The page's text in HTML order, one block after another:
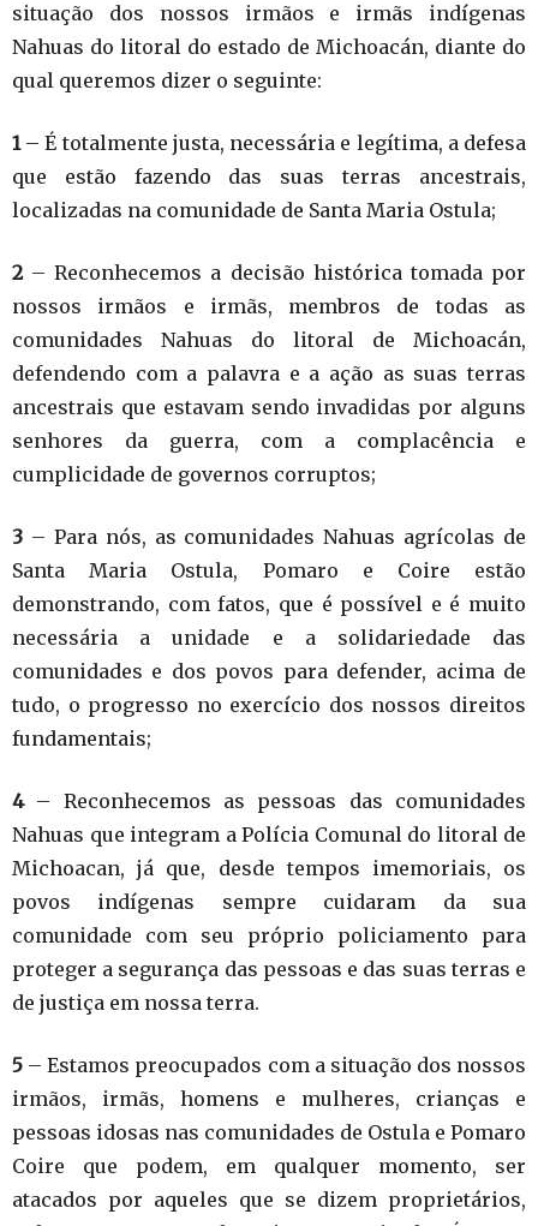
situação dos nossos irmãos e irmãs indígenas
Nahuas do litoral do estado de Michoacán, diante do
qual queremos dizer o seguinte:
1– É totalmente justa, necessária e legítima, a defesa
que estão fazendo das suas terras ancestrais,
localizadas na comunidade de Santa Maria Ostula;
2– Reconhecemos a decisão histórica tomada por
nossos irmãos e irmãs, membros de todas as
comunidades Nahuas do litoral de Michoacán,
defendendo com a palavra e a ação as suas terras
ancestrais que estavam sendo invadidas por alguns
senhores da guerra, com a complacência e
cumplicidade de governos corruptos;
3 – Para nós, as comunidades Nahuas agrícolas de
Santa Maria Ostula, Pomaro e Coire estão
demonstrando, com fatos, que é possível e é muito
necessária a unidade e a solidariedade das
comunidades e dos povos para defender, acima de
tudo, o progresso no exercício dos nossos direitos
fundamentais;
4– Reconhecemos as pessoas das comunidades
Nahuas que integram a Polícia Comunal do litoral de
Michoacan, já que, desde tempos imemoriais, os
povos indígenas sempre cuidaram da sua
comunidade com seu próprio policiamento para
proteger a segurança das pessoas e das suas terras e
de justiça em nossa terra.
5 – Estamos preocupados com a situação dos nossos
irmãos, irmãs, homens e mulheres, crianças e
pessoas idosas nas comunidades de Ostula e Pomaro
Coire que podem, em qualquer momento, ser
atacados por aqueles que se dizem proprietários,